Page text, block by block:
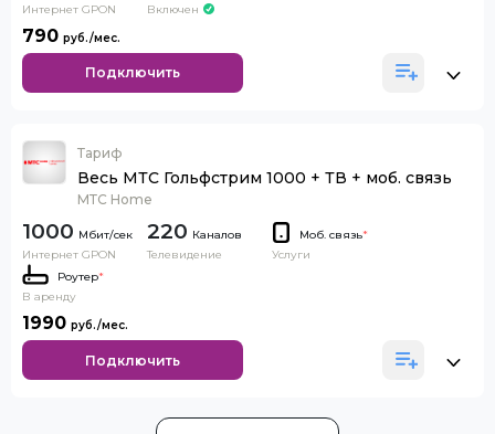
Интернет GPON
Включен
790
Подключить
Тариф
Весь МТС Гольфстрим 1000 + ТВ + моб. связь
МТС Home
1000
Интернет GPON
220 Каналов
Телевидение
Моб. связь*
Услуги
Роутер*
В аренду
1990
Подключить